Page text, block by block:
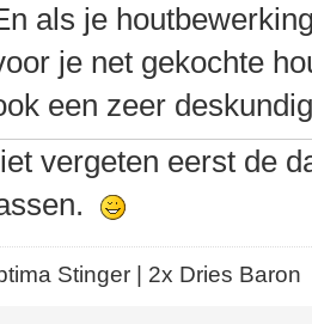
als je
je net gekochte
een zeer
vergeten eerst de
Stinger | 2x Dries Baron